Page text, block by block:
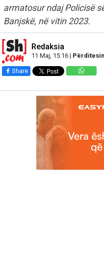
armatosur ndaj Policisë
Banjskë, në vitin 2023.
Redaksia
11 Maj, 15:16 |
Share